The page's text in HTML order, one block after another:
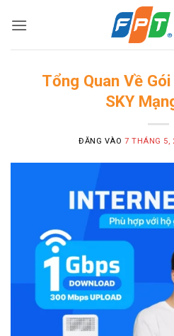
qua
Tổng Quan Về
SKY
ĐĂNG VÀO 7 THÁNG 5,